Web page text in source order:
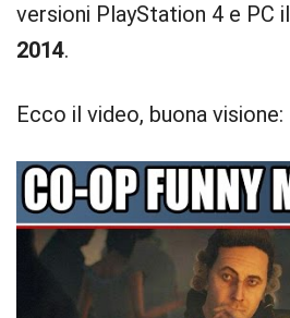
versioni PlayStation 4 e PC il
2014.
Ecco il video, buona visione: